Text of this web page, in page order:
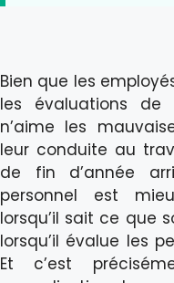
Bien que les
les évaluations de
n’aime les
leur conduite au
de fin d’année
personnel est
lorsqu’il sait ce que
lorsqu’il évalue les
Et c’est